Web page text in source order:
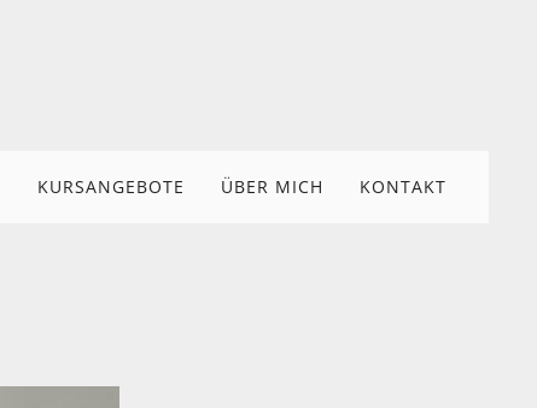
KURSANGEBOTE ÜBER MICH KONTAKT